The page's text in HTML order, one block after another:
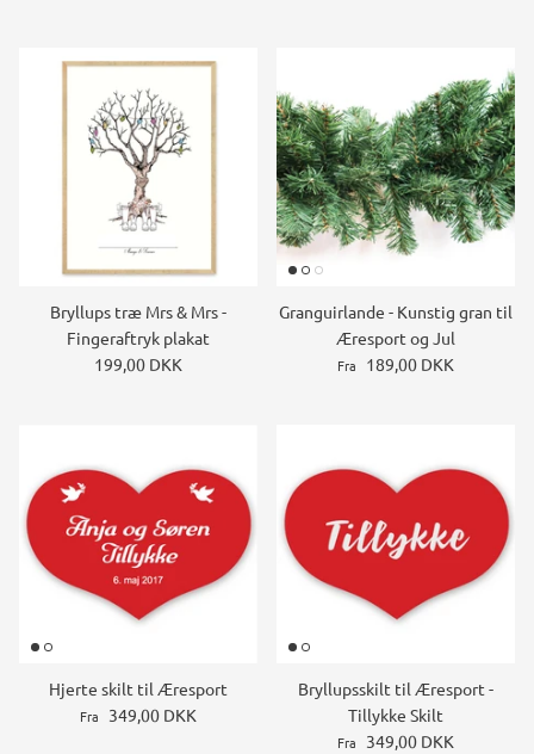
Bryllups træ Mrs & Mrs -
Fingeraftryk plakat
199,00 DKK
Granguirlande - Kunstig gran til
Æresport og Jul
Fra 189,00 DKK
Hjerte skilt til Æresport
Fra 349,00 DKK
Bryllupsskilt til Æresport -
Tillykke Skilt
Fra 349,00 DKK